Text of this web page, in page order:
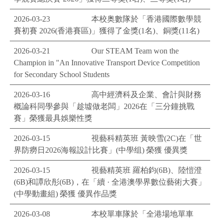
2026-03-23
本校奥數隊於「香港國際數學競
賽初賽 2026(香港賽區)」獲得了金獎(1名)、銅獎(11名)
2026-03-21
Our STEAM Team won the
Champion in "An Innovative Transport Device Competition
for Secondary School Students
2026-03-16
高中經濟科及企業、會計與財務
概論科同學參與「趁墟做老闆」2026在「三分鐘挑戰
賽」榮獲最具娛樂性獎
2026-03-15
視藝科精英班 黃映雪(2C)在「世
界防癆日2026海報設計比賽」(中學组) 榮獲 優異獎
2026-03-15
視藝精英班 羅柏鈞(6B)、陸愷澄
(6B)和譚欣彤(6B)，在「續 · 全港澳學界數位藝術大賽」
(中學動畫組) 榮獲 優異作品獎
2026-03-08 本校單車隊於「全港場地單車